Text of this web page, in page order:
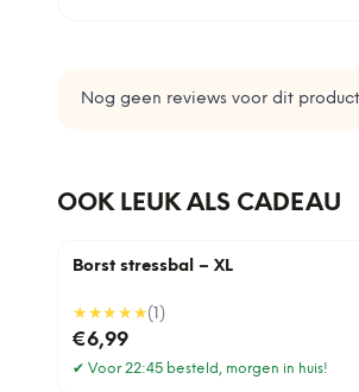
Nog geen reviews voor dit
OOK LEUK ALS CADEAU
Borst stressbal – XL
★★★★★( 1 )
€6,99
✔ Voor 22:45 besteld, morgen in huis!